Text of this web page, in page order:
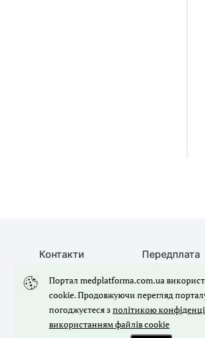
Контакти Передплата
© Медична справа, 2026. Усі права
Повне або часткове копіювання будь-яких
лише з письмового дозволу редакції порталу.
Портал medplatforma.com.ua
cookie. Продовжуючи перегляд
погоджуєтеся з політикою
використанням файлів cookie